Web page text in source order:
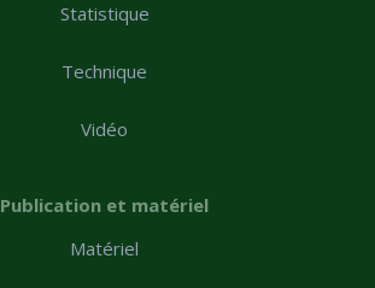
Statistique
Technique
Vidéo
Publication et matériel
Matériel